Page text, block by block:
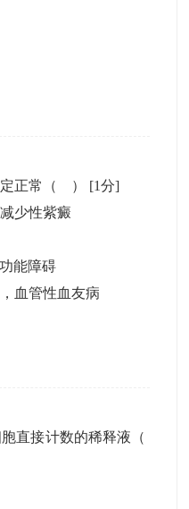
定正常（ ） [1分]
少性紫癜
能障碍
血管性血友病
直接计数的稀释液（